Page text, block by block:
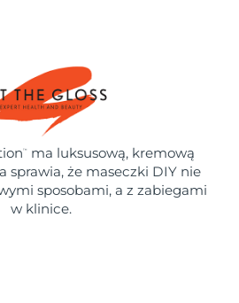
™
ma luksusową, kremową
sprawia, że maseczki DIY nie
sposobami, a z zabiegami
w klinice.